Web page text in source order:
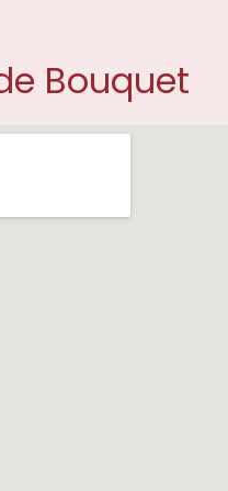
Bouquet